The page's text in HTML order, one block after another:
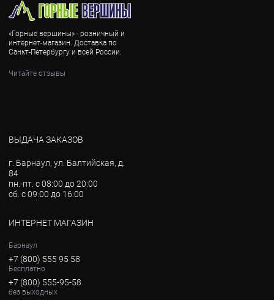
«Горные вершины» - розничный и
интернет-магазин. Доставка по
Санкт-Петербургу и всей России.
Читайте отзывы
ВЫДАЧА ЗАКАЗОВ
г. Барнаул, ул. Балтийская, д.
84
пн.-пт. с 08:00 до 20:00
сб. с 09:00 до 16:00
ИНТЕРНЕТ МАГАЗИН
Барнаул
+7 (800) 555 95 58
Бесплатно
+7 (800) 555-95-58
без выходных